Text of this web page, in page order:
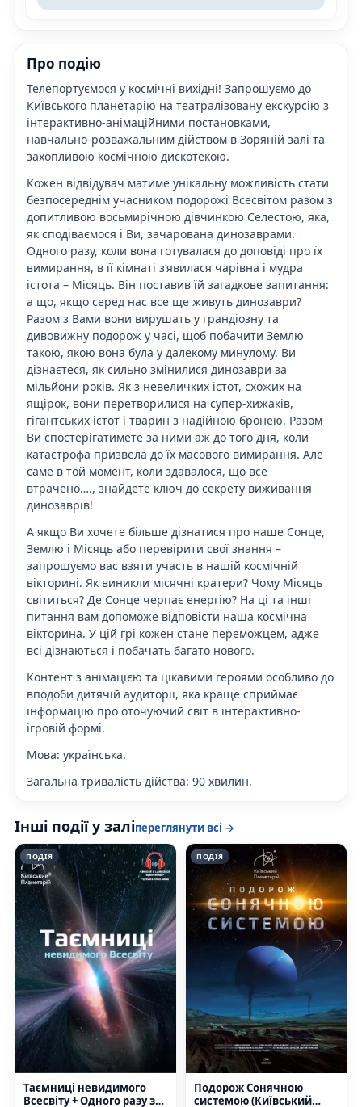
Про подію
Телепортуємося у космічні вихідні! Запрошуємо до
Київського планетарію на театралізовану екскурсію з
інтерактивно-анімаційними постановками,
навчально-розважальним дійством в Зоряній залі та
захопливою космічною дискотекою.
Кожен відвідувач матиме унікальну можливість стати
безпосереднім учасником подорожі Всесвітом разом з
допитливою восьмирічною дівчинкою Селестою, яка,
як сподіваємося і Ви, зачарована динозаврами.
Одного разу, коли вона готувалася до доповіді про їх
вимирання, в її кімнаті з’явилася чарівна і мудра
істота – Місяць. Він поставив їй загадкове запитання:
а що, якщо серед нас все ще живуть динозаври?
Разом з Вами вони вирушать у грандіозну та
дивовижну подорож у часі, щоб побачити Землю
такою, якою вона була у далекому минулому. Ви
дізнаєтеся, як сильно змінилися динозаври за
мільйони років. Як з невеличких істот, схожих на
ящірок, вони перетворилися на супер-хижаків,
гігантських істот і тварин з надійною бронею. Разом
Ви спостерігатимете за ними аж до того дня, коли
катастрофа призвела до їх масового вимирання. Але
саме в той момент, коли здавалося, що все
втрачено…., знайдете ключ до секрету виживання
динозаврів!
А якщо Ви хочете більше дізнатися про наше Сонце,
Землю і Місяць або перевірити свої знання –
запрошуємо вас взяти участь в нашій космічній
вікторині. Як виникли місячні кратери? Чому Місяць
світиться? Де Сонце черпає енергію? На ці та інші
питання вам допоможе відповісти наша космічна
вікторина. У цій грі кожен стане переможцем, адже
всі дізнаються і побачать багато нового.
Контент з анімацією та цікавими героями особливо до
вподоби дитячій аудиторії, яка краще сприймає
інформацію про оточуючий світ в інтерактивно-
ігровій формі.
Мова: українська.
Загальна тривалість дійства: 90 хвилин.
Інші події у заліпереглянути всі →
ПОДІЯ
Таємниці невидимого
Всесвіту + Одного разу за
ПОДІЯ
Подорож Сонячною
системою (Київський